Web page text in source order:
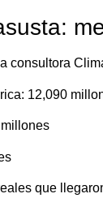
consultora
12,090
que